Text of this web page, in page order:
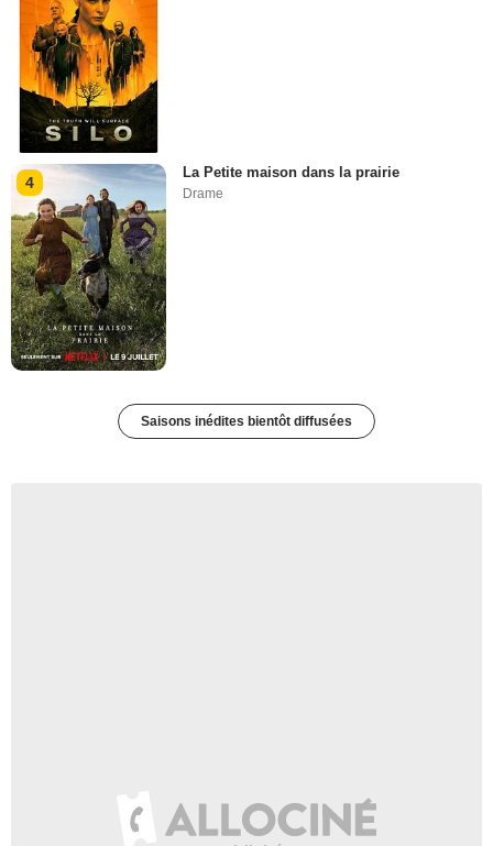
4
La Petite maison dans la prairie
Drame
Saisons inédites bientôt diffusées